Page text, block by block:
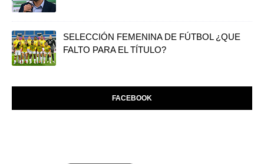
SELECCIÓN FEMENINA DE FÚTBOL ¿QUE
FALTO PARA EL TÍTULO?
FACEBOOK